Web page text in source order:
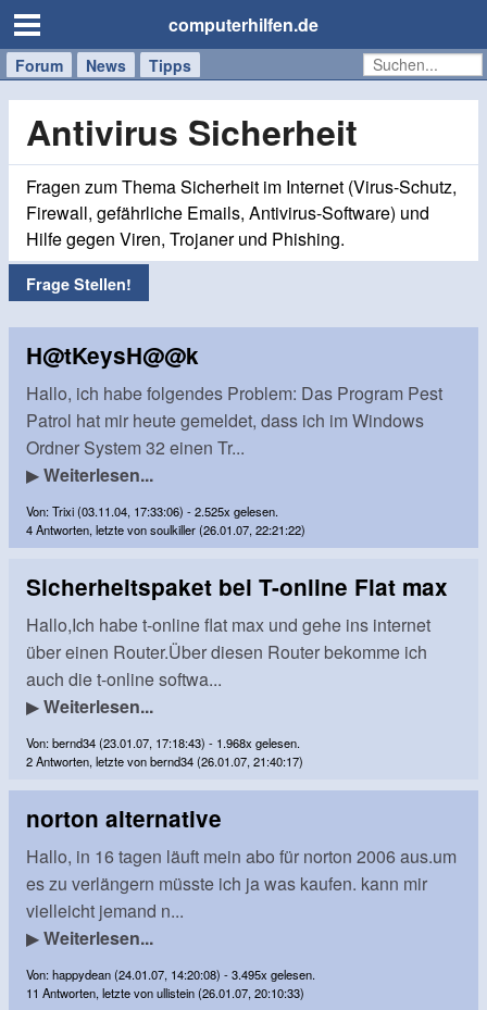
computerhilfen.de
Forum News Tipps
Handy
Windows
Mac
Antivirus Sicherheit
Fragen zum Thema Sicherheit im Internet (Virus-Schutz,
Firewall, gefährliche Emails, Antivirus-Software) und
Hilfe gegen Viren, Trojaner und Phishing.
Frage Stellen!
H@tKeysH@@k
Hallo, ich habe folgendes Problem: Das Program Pest
Patrol hat mir heute gemeldet, dass ich im Windows
Ordner System 32 einen Tr...
▶Weiterlesen...
Von: Trixi (03.11.04, 17:33:06) - 2.525x gelesen.
4 Antworten, letzte von soulkiller (26.01.07, 22:21:22)
Sicherheitspaket bei T-online Flat max
Hallo,Ich habe t-online flat max und gehe ins internet
über einen Router.Über diesen Router bekomme ich
auch die t-online softwa...
▶Weiterlesen...
Von: bernd34 (23.01.07, 17:18:43) - 1.968x gelesen.
2 Antworten, letzte von bernd34 (26.01.07, 21:40:17)
norton alternative
Hallo, in 16 tagen läuft mein abo für norton 2006 aus.um
es zu verlängern müsste ich ja was kaufen. kann mir
vielleicht jemand n...
▶Weiterlesen...
Von: happydean (24.01.07, 14:20:08) - 3.495x gelesen.
11 Antworten, letzte von ullistein (26.01.07, 20:10:33)